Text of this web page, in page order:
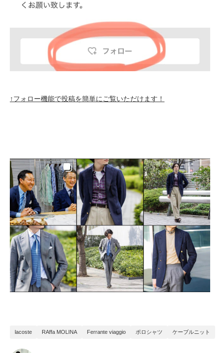
↑フォロー機能で投稿を簡単にご覧いただけます！
lacoste RAffa MOLINA Ferrante viaggio ポロシャツ ケーブルニット